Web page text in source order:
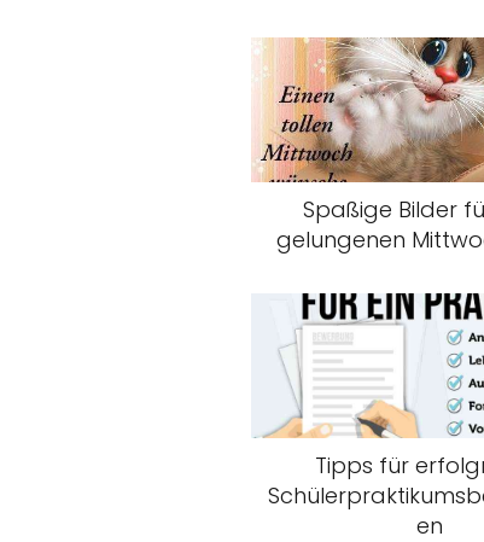
Spaßige Bilder
gelungenen
Tipps für
en